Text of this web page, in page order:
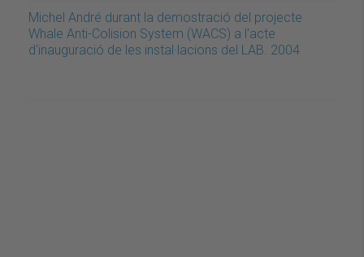
Michel André durant la demostració del projecte
Whale Anti-Colision System (WACS) a l'acte
d'inauguració de les instal·lacions del LAB. 2004